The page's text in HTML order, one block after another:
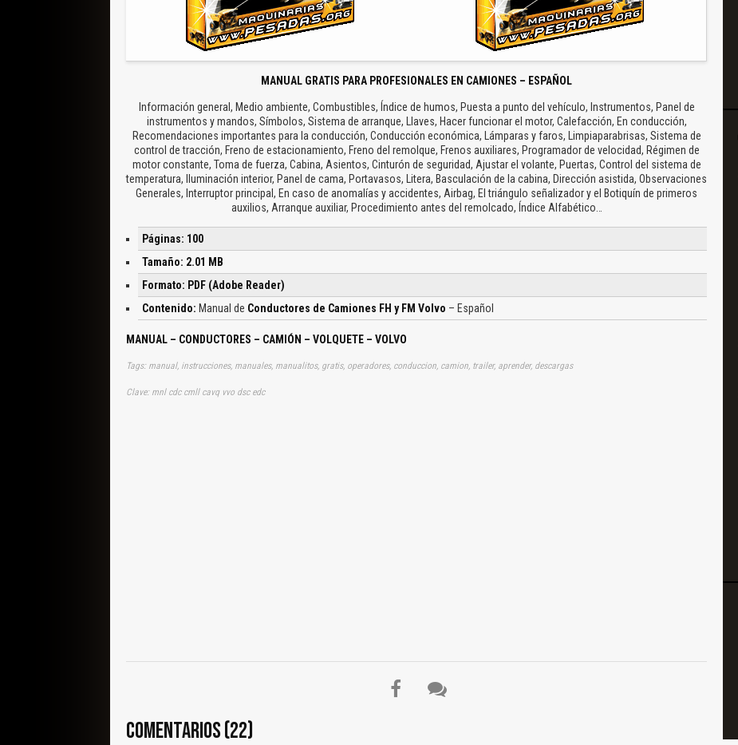
MANUAL GRATIS PARA PROFESIONALES EN CAMIONES – ESPAÑOL
Información general, Medio ambiente, Combustibles, Índice de humos, Puesta a punto del vehículo, Instrumentos, Panel de
instrumentos y mandos, Símbolos, Sistema de arranque, Llaves, Hacer funcionar el motor, Calefacción, En conducción,
Recomendaciones importantes para la conducción, Conducción económica, Lámparas y faros, Limpiaparabrisas, Sistema de
control de tracción, Freno de estacionamiento, Freno del remolque, Frenos auxiliares, Programador de velocidad, Régimen de
motor constante, Toma de fuerza, Cabina, Asientos, Cinturón de seguridad, Ajustar el volante, Puertas, Control del sistema de
temperatura, Iluminación interior, Panel de cama, Portavasos, Litera, Basculación de la cabina, Dirección asistida, Observaciones
Generales, Interruptor principal, En caso de anomalías y accidentes, Airbag, El triángulo señalizador y el Botiquín de primeros
auxilios, Arranque auxiliar, Procedimiento antes del remolcado, Índice Alfabético…
Páginas: 100
Tamaño: 2.01 MB
Formato: PDF (Adobe Reader)
Contenido: Manual de Conductores de Camiones FH y FM Volvo – Español
MANUAL – CONDUCTORES – CAMIÓN – VOLQUETE – VOLVO
Tags: manual, instrucciones, manuales, manualitos, gratis, operadores, conduccion, camion, trailer, aprender, descargas
Clave: mnl cdc cmll cavq vvo dsc edc
COMENTARIOS (22)